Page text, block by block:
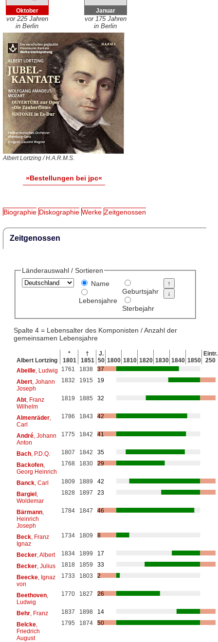
Oktober
vor 225 Jahren
in Berlin
Januar
vor 175 Jahren
in Berlin
Albert Lortzing / H.A.R.M.S.
»Bestellungen bei jpc«
Biographie Diskographie Werke Zeitgenossen
Zeitgenossen
Länderauswahl / Sortieren
Name
Lebensjahre
Geburtsjahr
Sterbejahr
Spalte 4 = Lebensalter des Komponisten / Anzahl der
gemeinsamen Lebensjahre
Albert Lortzing
*
1801
†
1851
J.
50 1800 1810 1820 1830 1840 1850
Eintr.
250
Abeille, Ludwig 1761 1838
37
Abert, Johann
Joseph
1832 1915 19
Abt, Franz
Wilhelm
1819 1885 32
Almenräder,
Carl
1786 1843 42
André, Johann
Anton
1775 1842 41
Bach, P.D.Q. 1807 1842
35
Backofen,
Georg Heinrich
1768 1830 29
Banck, Carl 1809 1889
42
Bargiel,
Woldemar
1828 1897 23
Bärmann,
Heinrich
Joseph
1784 1847 46
Beck, Franz
Ignaz
1734 1809 8
Becker, Albert 1834 1899
17
Becker, Julius 1818 1859
33
Beecke, Ignaz
von
1733 1803 2
Beethoven,
Ludwig
1770 1827 26
Behr, Franz 1837 1898
14
Belcke,
Friedrich
August
1795 1874 50